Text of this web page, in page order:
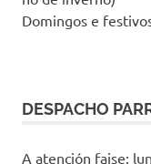
Domingos e
DESPACHO
A atención faise: